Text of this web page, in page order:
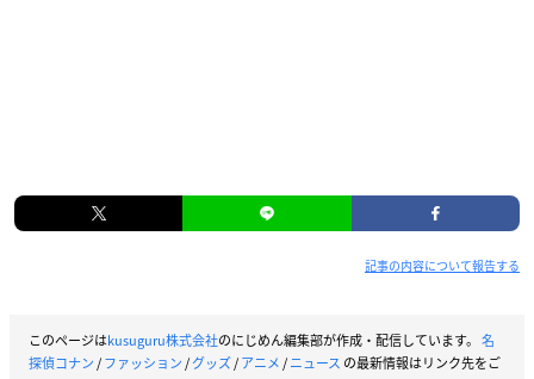
記事の内容について報告する
このページはkusuguru株式会社のにじめん編集部が作成・配信しています。 名
探偵コナン/ファッション/グッズ/アニメ/ニュース の最新情報はリンク先をご